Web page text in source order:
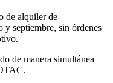
de alquiler de
y septiembre, sin órdenes
de manera simultánea